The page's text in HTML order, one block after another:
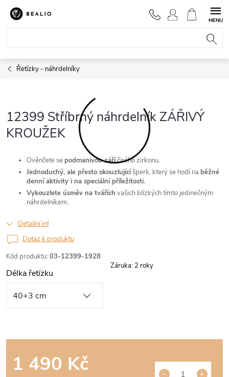
Přejít
obsah
NÁKUPNÍ
KOŠÍK
Řetízky - náhrdelníky
12399 Stříbrný náhrdelník ZÁŘIVÝ
KROUŽEK
Kód produktu: 03-12399-1928
Ověnčete sepodmanivou záříčirého zirkonu.
Jednoduchý, ale přesto okouzlujícíšperk, který se hodí na běžné
denní aktivity i na speciální příležitosti.
Vykouzlete úsměv na tvářích vašich blízkých tímto jedinečným
náhrdelníkem.
Detailní informace
Délka řetízku
1 490 Kč
Dotaz k produktu
Záruka: 2 roky